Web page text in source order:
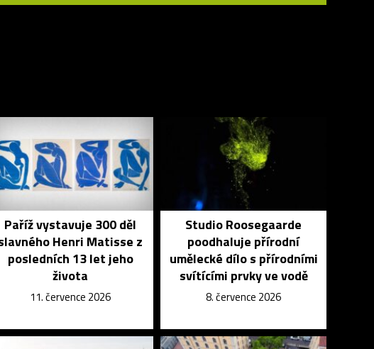
Paříž vystavuje 300 děl
Henri Matisse z
posledních 13 let jeho
života
11. července 2026
Studio Roosegaarde
poodhaluje přírodní
umělecké dílo s přírodními
svítícími prvky ve vodě
8. července 2026